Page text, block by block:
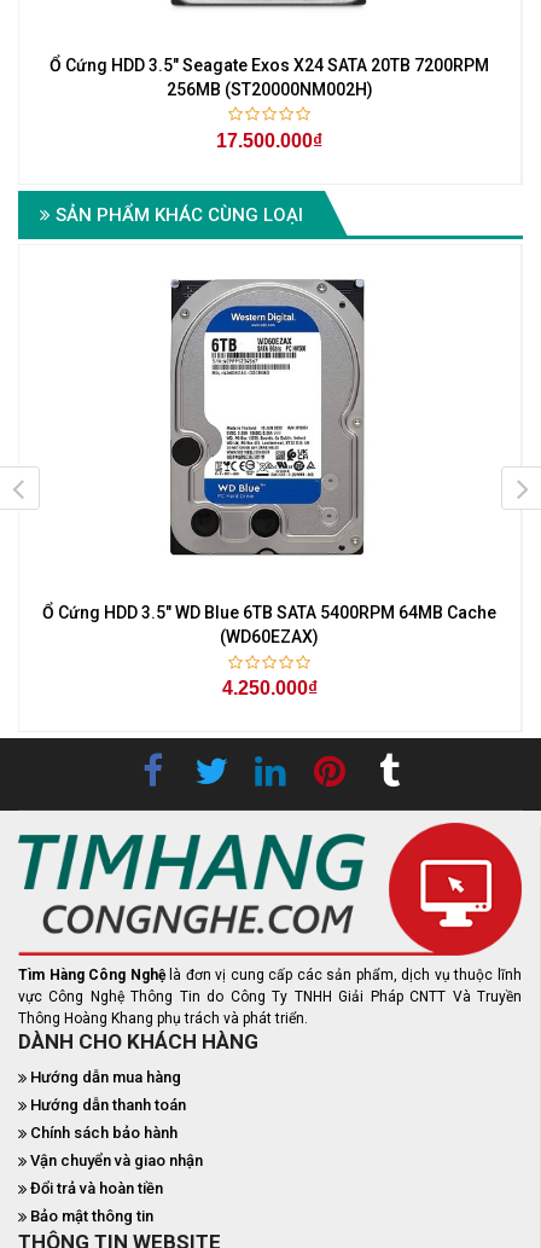
Ổ Cứng HDD 3.5" Seagate Exos X24 SATA 20TB 7200RPM
256MB (ST20000NM002H)
17.500.000₫
SẢN PHẨM KHÁC CÙNG LOẠI
Ổ Cứng HDD 3.5" WD Blue 6TB SATA 5400RPM 64MB Cache
(WD60EZAX)
4.250.000₫
Tìm Hàng Công Nghệ là đơn vị cung cấp các sản phẩm, dịch vụ thuộc lĩnh
vực Công Nghệ Thông Tin do Công Ty TNHH Giải Pháp CNTT Và Truyền
Thông Hoàng Khang phụ trách và phát triển.
DÀNH CHO KHÁCH HÀNG
Hướng dẫn mua hàng
Hướng dẫn thanh toán
Chính sách bảo hành
Vận chuyển và giao nhận
Đổi trả và hoàn tiền
Bảo mật thông tin
THÔNG TIN WEBSITE